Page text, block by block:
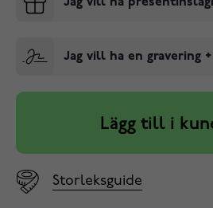
Jag vill ha en gravering +
Lägg till i
Storleksguide